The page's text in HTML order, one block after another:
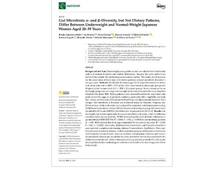
会社情報
会社概要
アドバイザリーボード
アクセスマップ
採用情報
お問い合わせ